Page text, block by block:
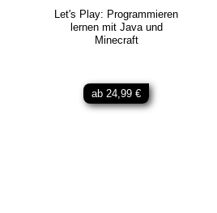
Let's Play: Programmieren
lernen mit Java und
Minecraft
ab 24,99 €